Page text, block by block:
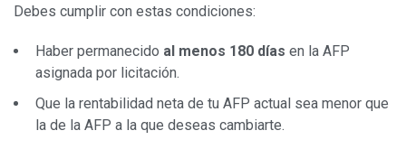
Debes cumplir con estas condiciones:
Haber permanecido al menos 180 días en la AFP
asignada por licitación.
Que la rentabilidad neta de tu AFP actual sea menor que
la de la AFP a la que deseas cambiarte.